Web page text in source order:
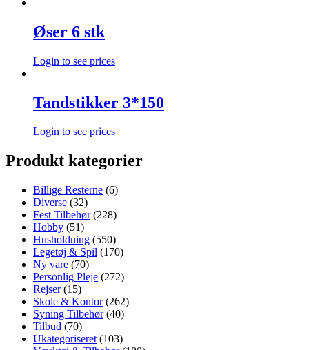
Øser 6 stk
Login to see prices
Tandstikker 3*150
Login to see prices
Produkt kategorier
Billige Resterne (6)
Diverse (32)
Fest Tilbehør (228)
Hobby (51)
Husholdning (550)
Legetøj & Spil (170)
Ny vare (70)
Personlig Pleje (272)
Rejser (15)
Skole & Kontor (262)
Syning Tilbehør (40)
Tilbud (70)
Ukategoriseret (103)